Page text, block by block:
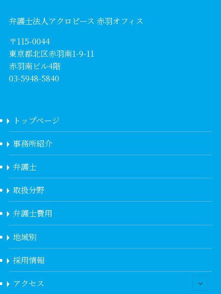
弁護士法人アクロピース 赤羽オフィス
〒115-0044
東京都北区赤羽南1-9-11
赤羽南ビル4階
03-5948-5840
トップページ
事務所紹介
弁護士
取扱分野
弁護士費用
地域別
採用情報
アクセス